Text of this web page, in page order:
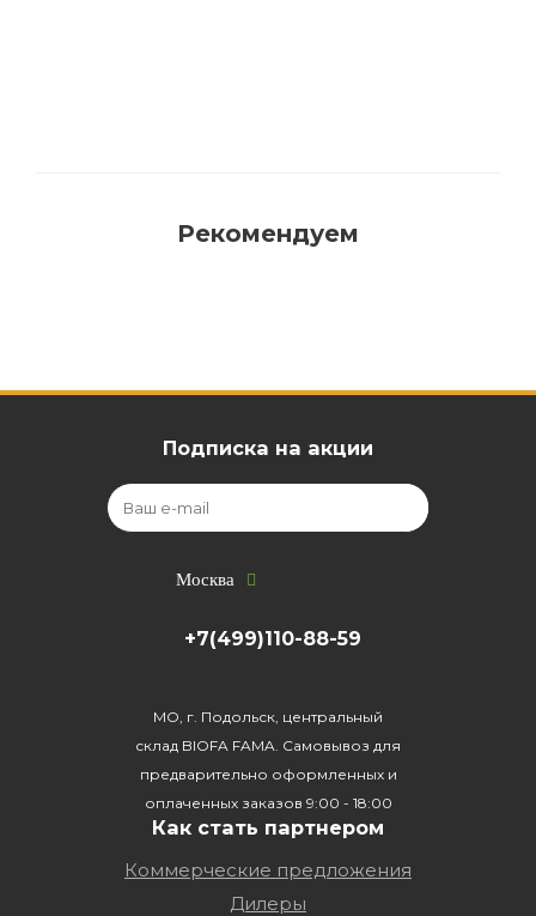
Рекомендуем
Подписка на акции
Москва
+7(499)110-88-59
МО, г. Подольск, центральный
склад BIOFA FAMA. Самовывоз для
предварительно оформленных и
оплаченных заказов 9:00 - 18:00
Как стать партнером
Коммерческие предложения
Дилеры